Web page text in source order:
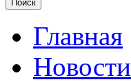
Главная
Новости